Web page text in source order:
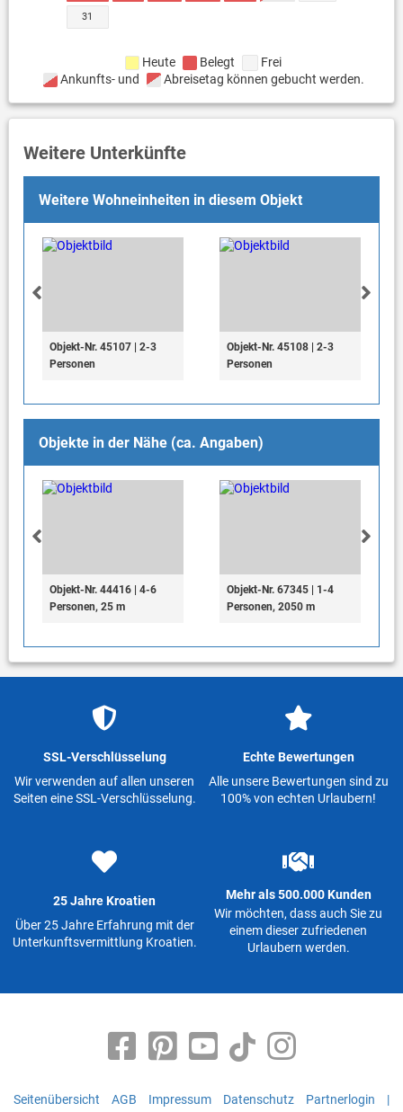
31
Heute Belegt
Frei
Ankunfts- und
Abreisetag können gebucht werden.
Weitere Unterkünfte
Weitere Wohneinheiten in diesem Objekt
Objekt-Nr. 45107 | 2-3
Personen
Objekt-Nr. 45108 | 2-3
Personen
Objekte in der Nähe (ca. Angaben)
Objekt-Nr. 44416 | 4-6
Personen, 25 m
Objekt-Nr. 67345 | 1-4
Personen, 2050 m
SSL-Verschlüsselung
Wir verwenden auf allen unseren
Seiten eine SSL-Verschlüsselung.
Echte Bewertungen
Alle unsere Bewertungen sind zu
100% von echten Urlaubern!
25 Jahre Kroatien
Über 25 Jahre Erfahrung mit der
Unterkunftsvermittlung Kroatien.
Mehr als 500.000 Kunden
Wir möchten, dass auch Sie zu
einem dieser zufriedenen
Urlaubern werden.
Seitenübersicht AGB Impressum Datenschutz Partnerlogin |